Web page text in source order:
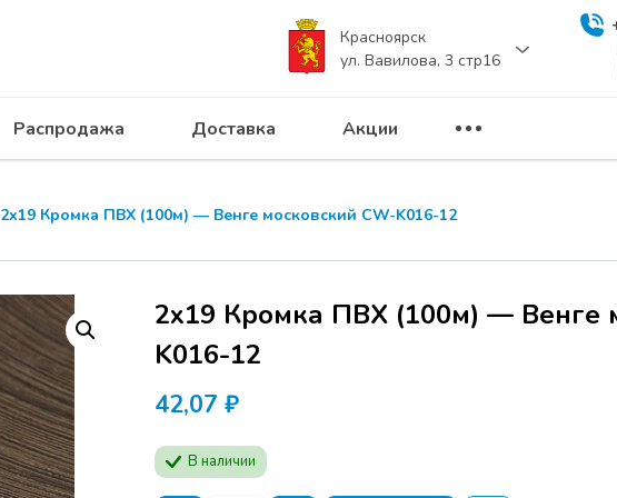
Красноярск
ул. Вавилова, 3 стр16
Распродажа Доставка Акции
2х19 Кромка ПВХ (100м) — Венге московский CW-K016-12
2х19 Кромка ПВХ (100м) — Венге
K016-12
42,07 ₽
В наличии